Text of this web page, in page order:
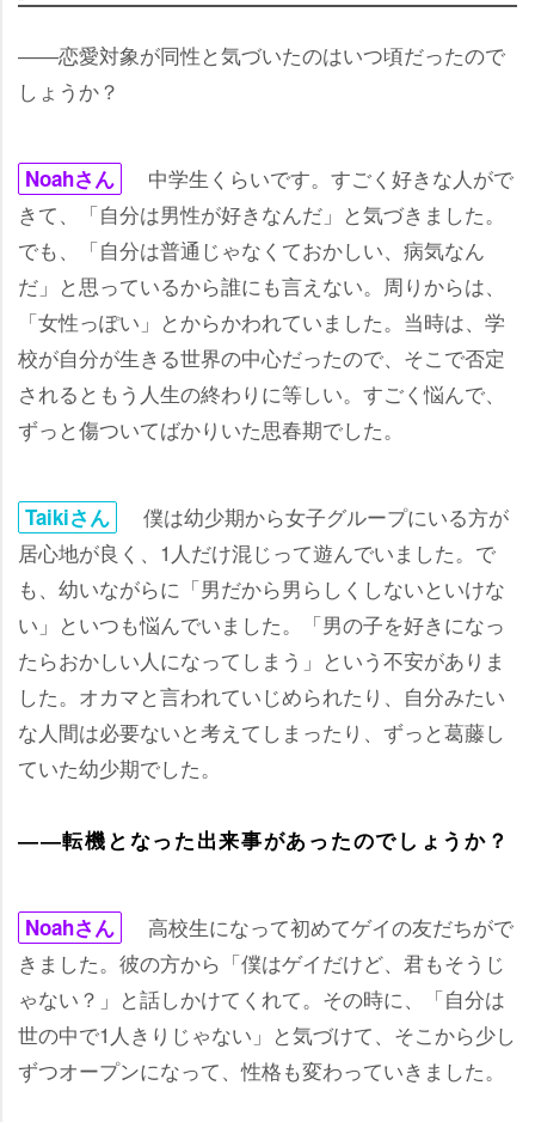
――恋愛対象が同性と気づいたのはいつ頃だったので
しょうか？
Noahさん
中学生くらいです。すごく好きな人がで
きて、「自分は男性が好きなんだ」と気づきました。
でも、「自分は普通じゃなくておかしい、病気なん
だ」と思っているから誰にも言えない。周りからは、
「女性っぽい」とからかわれていました。当時は、学
校が自分が生きる世界の中心だったので、そこで否定
されるともう人生の終わりに等しい。すごく悩んで、
ずっと傷ついてばかりいた思春期でした。
Taikiさん
僕は幼少期から女子グループにいる方が
居心地が良く、1人だけ混じって遊んでいました。で
も、幼いながらに「男だから男らしくしないといけな
い」といつも悩んでいました。「男の子を好きになっ
たらおかしい人になってしまう」という不安がありま
した。オカマと言われていじめられたり、自分みたい
な人間は必要ないと考えてしまったり、ずっと葛藤し
ていた幼少期でした。
――転機となった出来事があったのでしょうか？
Noahさん
高校生になって初めてゲイの友だちがで
きました。彼の方から「僕はゲイだけど、君もそうじ
ゃない？」と話しかけてくれて。その時に、「自分は
世の中で1人きりじゃない」と気づけて、そこから少し
ずつオープンになって、性格も変わっていきました。